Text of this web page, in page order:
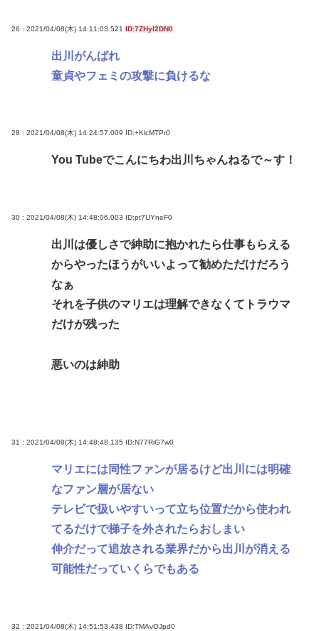
26 : 2021/04/08(木) 14:11:03.521 ID:7ZHyl2DN0
出川がんばれ
童貞やフェミの攻撃に負けるな
28 : 2021/04/08(木) 14:24:57.009 ID:+KlcMTPr0
You Tubeでこんにちわ出川ちゃんねるで～す！
30 : 2021/04/08(木) 14:48:06.003 ID:pt7UYneF0
出川は優しさで紳助に抱かれたら仕事もらえる
からやったほうがいいよって勧めただけだろう
なぁ
それを子供のマリエは理解できなくてトラウマ
だけが残った
悪いのは紳助
31 : 2021/04/08(木) 14:48:48.135 ID:N77RiG7w0
マリエには同性ファンが居るけど出川には明確
なファン層が居ない
テレビで扱いやすいって立ち位置だから使われ
てるだけで梯子を外されたらおしまい
伸介だって追放される業界だから出川が消える
可能性だっていくらでもある
32 : 2021/04/08(木) 14:51:53.438 ID:TMAvOJpd0